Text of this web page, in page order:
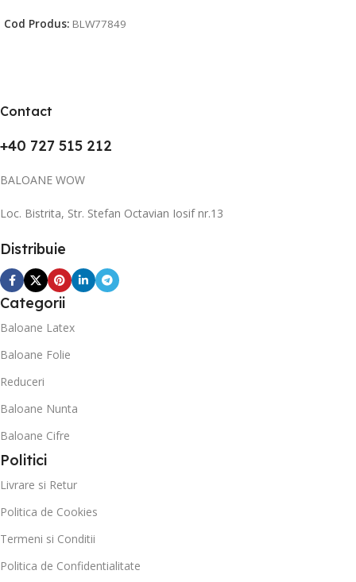
Cod Produs: BLW77849
Contact
+40 727 515 212
BALOANE WOW
Loc. Bistrita, Str. Stefan Octavian Iosif nr.13
Distribuie
Categorii
Baloane Latex
Baloane Folie
Reduceri
Baloane Nunta
Baloane Cifre
Politici
Livrare si Retur
Politica de Cookies
Termeni si Conditii
Politica de Confidentialitate